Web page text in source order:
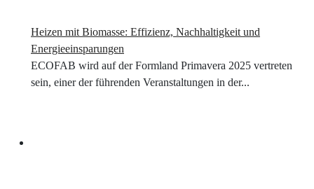
Heizen mit Biomasse: Effizienz, Nachhaltigkeit und
Energieeinsparungen
ECOFAB wird auf der Formland Primavera 2025 vertreten
sein, einer der führenden Veranstaltungen in der...